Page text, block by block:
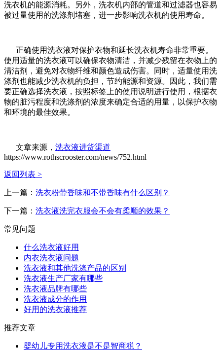
洗衣机的能源消耗。另外，洗衣机内部的管道和过滤器也容易
被过量使用的洗涤剂堵塞，进一步影响洗衣机的使用寿命。
正确使用洗衣液对保护衣物和延长洗衣机寿命非常重要。
使用适量的洗衣液可以确保衣物清洁，并减少残留在衣物上的
清洁剂，避免对衣物纤维和颜色造成伤害。同时，适量使用洗
涤剂也能减少洗衣机的负担，节约能源和资源。因此，我们需
要正确选择洗衣液，按照标签上的使用说明进行使用，根据衣
物的脏污程度和洗涤剂的浓度来确定合适的用量，以保护衣物
和环境的最佳效果。
文章来源， 洗衣液进货渠道
https://www.rothscrooster.com/news/752.html
返回列表 >
上一篇： 洗衣粉带香味和不带香味有什么区别？
下一篇： 洗衣液洗完衣服会不会有柔顺的效果？
常见问题
什么洗衣液好用
内衣洗衣液问题
洗衣液和其他洗涤产品的区别
洗衣液生产厂家有哪些
洗衣液品牌有哪些
洗衣液成分的作用
好用的洗衣液推荐
推荐文章
婴幼儿专用洗衣液是不是智商税？